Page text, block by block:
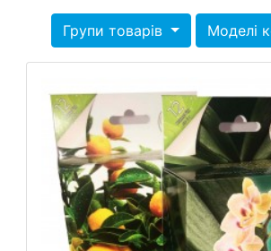
Групи товарів Моделі